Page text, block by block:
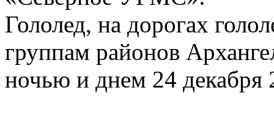
Гололед, на дорогах
группам районов
ночью и днем 24 декабря